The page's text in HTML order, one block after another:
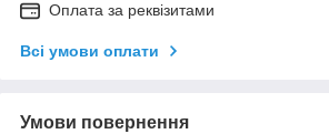
Оплата за реквізитами
Всі умови оплати
Умови повернення